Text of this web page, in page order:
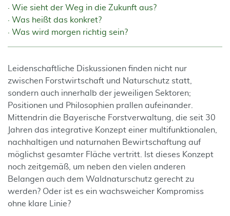
Wie sieht der Weg in die Zukunft aus?
Was heißt das konkret?
Was wird morgen richtig sein?
Leidenschaftliche Diskussionen finden nicht nur
zwischen Forstwirtschaft und Naturschutz statt,
sondern auch innerhalb der jeweiligen Sektoren;
Positionen und Philosophien prallen aufeinander.
Mittendrin die Bayerische Forstverwaltung, die seit 30
Jahren das integrative Konzept einer multifunktionalen,
nachhaltigen und naturnahen Bewirtschaftung auf
möglichst gesamter Fläche vertritt. Ist dieses Konzept
noch zeitgemäß, um neben den vielen anderen
Belangen auch dem Waldnaturschutz gerecht zu
werden? Oder ist es ein wachsweicher Kompromiss
ohne klare Linie?